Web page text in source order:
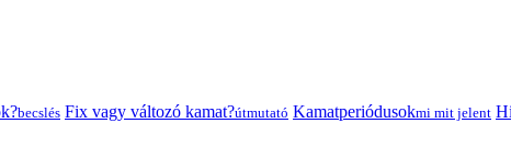
becslés Fix vagy változó kamat?útmutató Kamatperiódusokmi mit jelent